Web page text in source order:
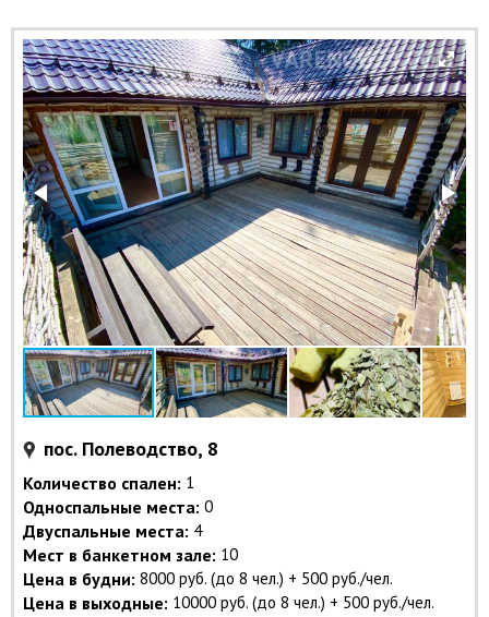
пос. Полеводство, 8
Количество спален: 1
Односпальные места: 0
Двуспальные места: 4
Мест в банкетном зале: 10
Цена в будни: 8000 руб. (до 8 чел.) + 500 руб./чел.
Цена в выходные: 10000 руб. (до 8 чел.) + 500 руб./чел.